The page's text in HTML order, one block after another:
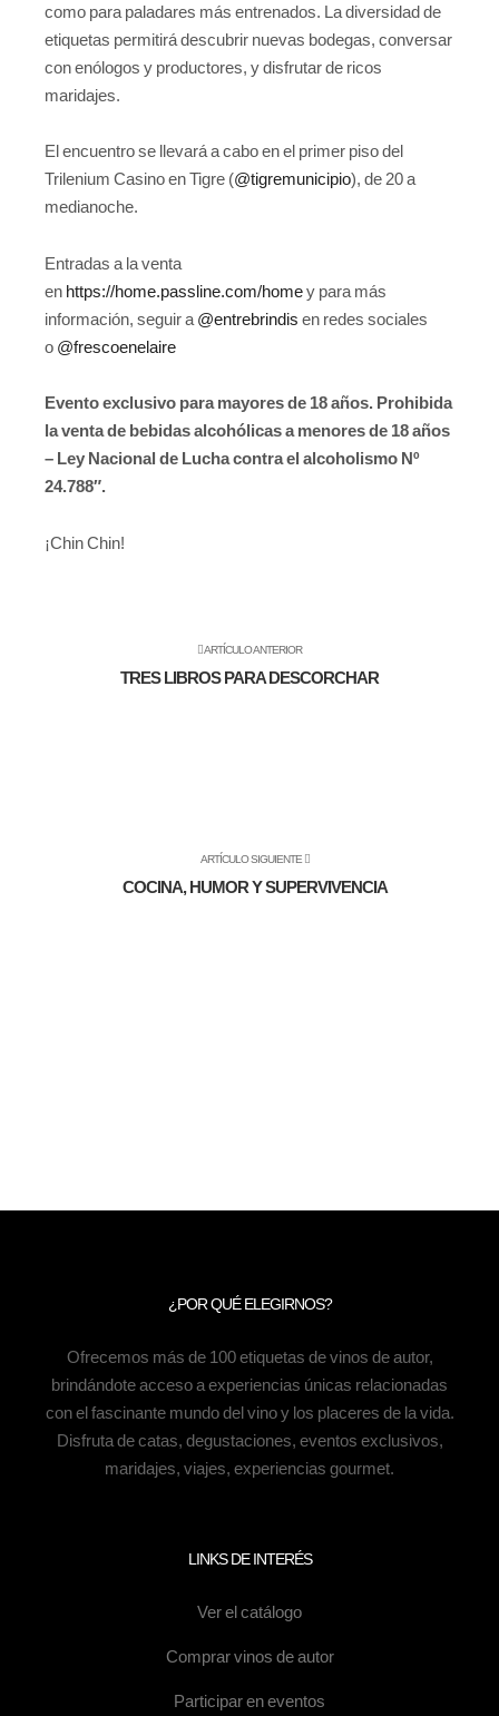
como para paladares más entrenados. La diversidad de
etiquetas permitirá descubrir nuevas bodegas, conversar
con enólogos y productores, y disfrutar de ricos
maridajes.
El encuentro se llevará a cabo en el primer piso del
Trilenium Casino en Tigre (@tigremunicipio), de 20 a
medianoche.
Entradas a la venta
en https://home.passline.com/homey para más
información, seguir a @entrebrindis en redes sociales
o @frescoenelaire
Evento exclusivo para mayores de 18 años. Prohibida
la venta de bebidas alcohólicas a menores de 18 años
– Ley Nacional de Lucha contra el alcoholismo Nº
24.788″.
¡Chin Chin!
ARTÍCULO ANTERIOR
TRES LIBROS PARA DESCORCHAR
ARTÍCULO SIGUIENTE
COCINA, HUMOR Y SUPERVIVENCIA
¿POR QUÉ ELEGIRNOS?
Ofrecemos más de 100 etiquetas de vinos de autor,
brindándote acceso a experiencias únicas relacionadas
con el fascinante mundo del vino y los placeres de la vida.
Disfruta de catas, degustaciones, eventos exclusivos,
maridajes, viajes, experiencias gourmet.
LINKS DE INTERÉS
Ver el catálogo
Comprar vinos de autor
Participar en eventos